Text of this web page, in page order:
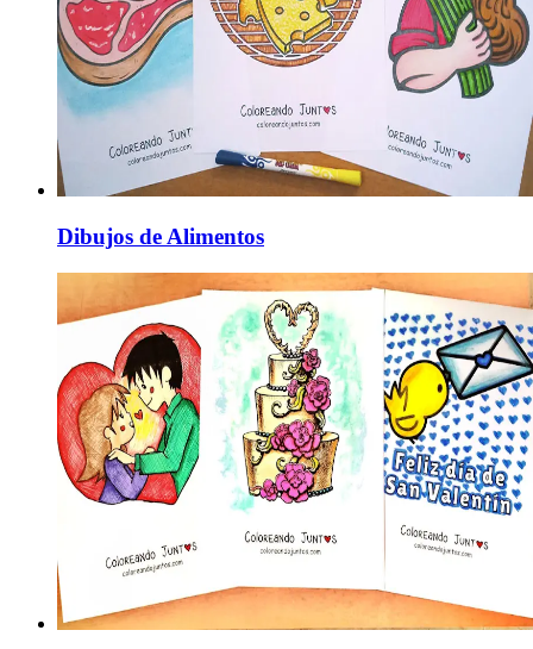
Dibujos de Alimentos